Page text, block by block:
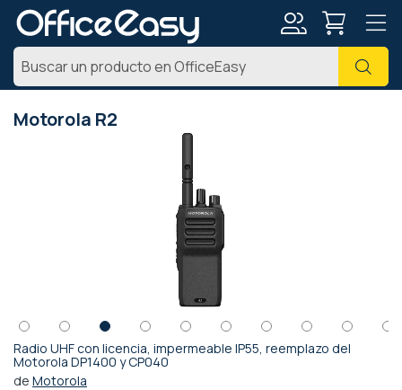
Motorola R2
Radio UHF con licencia, impermeable IP55, reemplazo del
Motorola DP1400 y CP040
de Motorola
Saltar
al